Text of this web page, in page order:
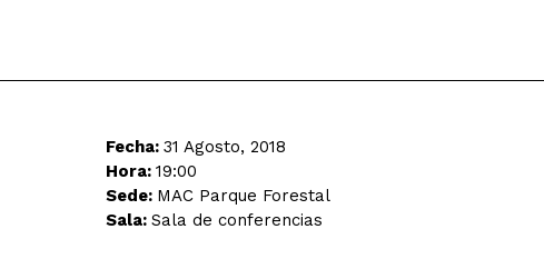
Fecha: 31 Agosto, 2018
Hora: 19:00
Sede: MAC Parque Forestal
Sala: Sala de conferencias